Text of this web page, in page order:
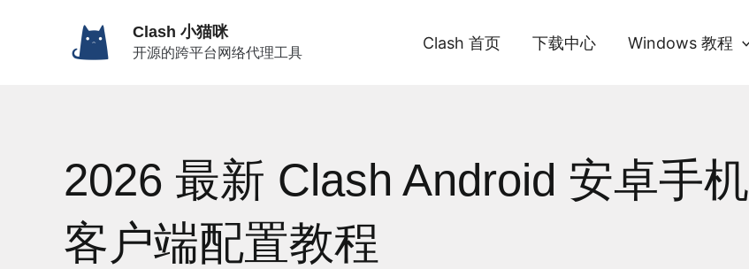
Clash 小猫咪
开源的跨平台网络代理工具
Clash 首页 下载中心 Windows 教程
2026 最新 Clash Android 安卓手机
客户端配置教程